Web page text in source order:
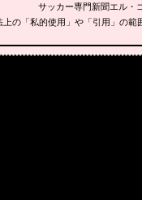
サッカー専門新聞エル・
上の「私的使用」や「引用」の